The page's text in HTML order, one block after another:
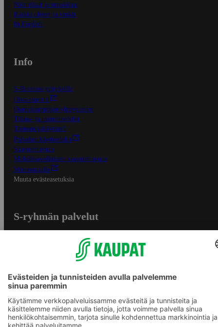
Näin tilaat ja muokkaat
Kaikki ohjeet ja vinkit
In English
Info
S-Business yrityksille
Oiva-raportit
Osuuskauppojen yhteystiedot
Tilaus- ja toimitusehdot
Tietosuojakäytäntö
Palvelun käyttöehdot
Saavutettavuus
Mobiilisovelluksen saavutettavuus
Mainostajalle
Muuta evästeasetuksia
S-ryhmän palvelut
S-ostoslista -sovellus
Prisma.fi
Sokos.fi
S-Pankki
Yhteishyvä